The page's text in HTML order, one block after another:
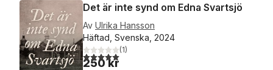
Det är inte synd om Edna Svartsjö
Av Ulrika Hansson
Häftad, Svenska, 2024
5,0utav 5 stjärnor. Totalt antal röster:
(1)
250 kr